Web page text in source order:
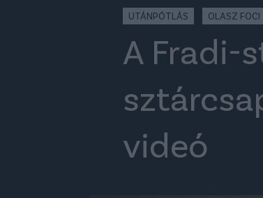
UTÁNPÓTLÁS OLASZ FOCI
A Fradi-
videó